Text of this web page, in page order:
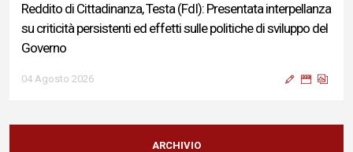
Reddito di Cittadinanza, Testa (FdI): Presentata interpellanza
su criticità persistenti ed effetti sulle politiche di sviluppo del
Governo
04 Agosto 2026
Sigismondi, Liris e Testa: “Profondo cordoglio e vicinanza al
Ministro Roccella e alla sua famiglia”
ARCHIVIO